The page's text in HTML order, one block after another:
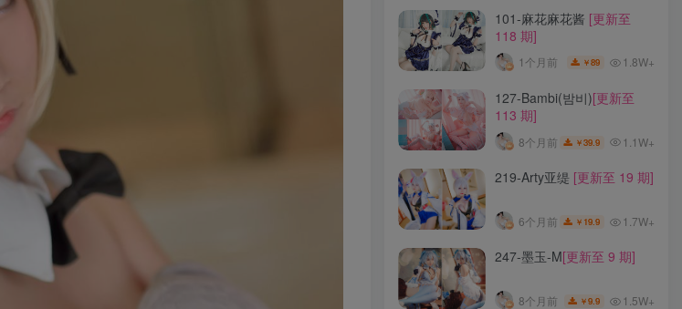
101-麻花麻花酱 [更新至
118 期]
1个月前 ￥89 1.8W+
127-Bambi(밤비)[更新至
113 期]
8个月前 ￥39.9 1.1W+
219-Arty亚缇 [更新至 19 期]
6个月前 ￥ 19.9 1.7W+
247-墨玉-M[更新至 9 期]
8个月前 ￥9.9 1.5W+
黑馆晴奈
黑靡烟旗袍 黑钻兔子
黑金
黑贞德泳装
黑贞兔子
黑见芹香
黑裤妹
热门推荐
期]
118 期]